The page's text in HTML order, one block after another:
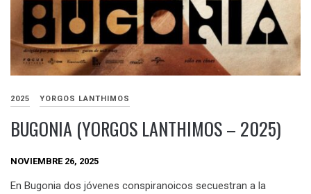
2025 YORGOS LANTHIMOS
BUGONIA (YORGOS LANTHIMOS – 2025)
NOVIEMBRE 26, 2025
En Bugonia dos jóvenes conspiranoicos secuestran a la